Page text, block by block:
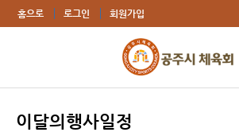
홈으로 로그인 회원가입
이달의행사일정